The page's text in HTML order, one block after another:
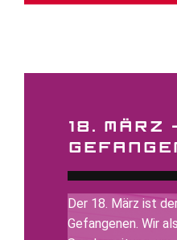
18. MÄRZ
Der 18. März ist
Gefangenen. Wir